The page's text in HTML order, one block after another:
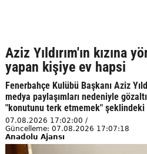
Aziz Yıldırım'ın kızına
yapan kişiye ev hapsi
Fenerbahçe Kulübü Başkanı Aziz
medya paylaşımları nedeniyle
"konutunu terk etmemek"
07.08.2026 17:02:00 /
Güncelleme: 07.08.2026 17:07:18
Anadolu Ajansı